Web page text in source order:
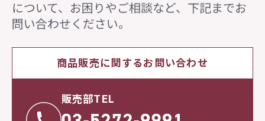
について、 お困りやご相談など、下記までお
問い合わせください。
商品販売に関するお問い合わせ
販売部TEL